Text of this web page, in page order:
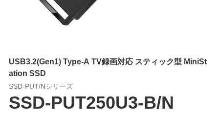
USB3.2(Gen1) Type-A TV録画対応 スティック型 MiniSt
ation SSD
SSD-PUT/Nシリーズ
SSD-PUT250U3-B/N